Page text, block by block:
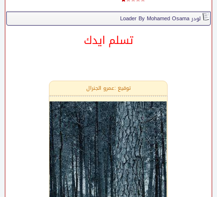
لودر Loader By Mohamed Osama
تسلم ايدك
توقيع :عمرو الجنرال